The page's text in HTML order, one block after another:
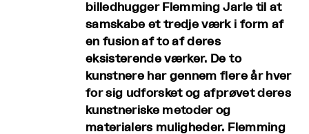
billedhugger Flemming Jarle til at
samskabe et tredje værk i form af
en fusion af to af deres
eksisterende værker. De to
kunstnere har gennem flere år hver
for sig udforsket og afprøvet deres
kunstneriske metoder og
materialers muligheder. Flemming